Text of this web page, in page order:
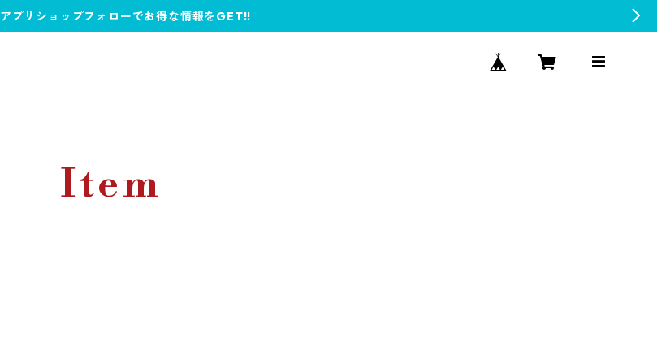
アプリショップフォローでお得な情報をGET!!
Item